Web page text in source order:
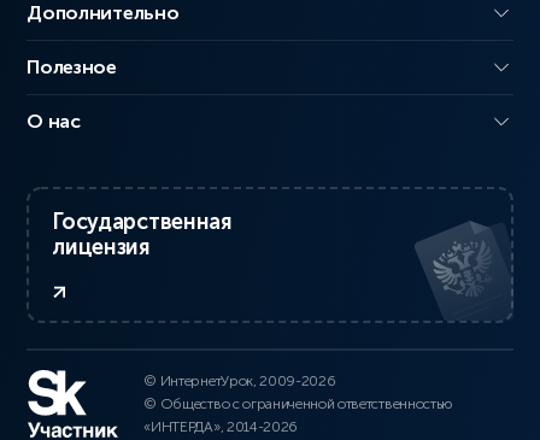
Дополнительно
Полезное
О нас
Государственная
лицензия
© ИнтернетУрок, 2009-2026
© Общество с ограниченной ответственностью
«ИНТЕРДА», 2014-2026